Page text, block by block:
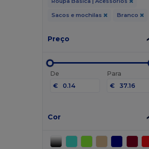
Sacos e mochilas Branco
Preço
De
€
Para
€
Cor